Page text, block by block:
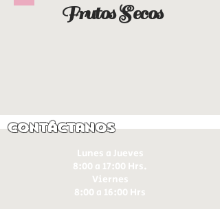
Frutos Secos
Contáctanos
Lunes a Jueves
8:00 a 17:00 Hrs.
Viernes
8:00 a 16:00 Hrs​